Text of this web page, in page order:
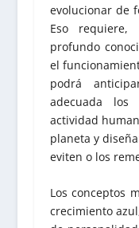
evolucionar de
Eso requiere,
profundo
el
podrá
adecuada los
actividad
planeta y
eviten o los
Los conceptos
crecimiento